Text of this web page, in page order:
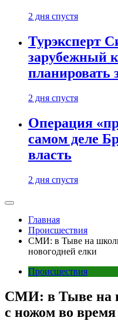
2 дня спустя
Турэксперт
зарубежный
планировать
2 дня спустя
Операция
самом деле
власть
2 дня спустя
Главная
Происшествия
СМИ: в Тыве на
новогодней елки
Происшествия
СМИ: в Тыве на
с ножом во